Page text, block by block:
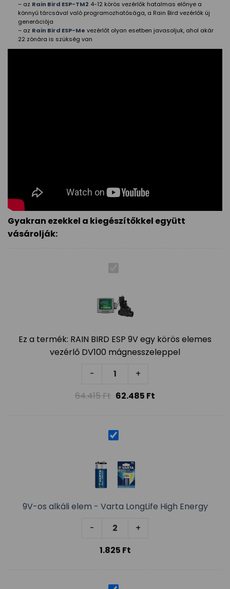
– az Rain Bird ESP-TM2 4-12 körös vezérlők hatalmas előnye a
könnyű tárcsával való programozhatósága, a Rain Bird vezérlők új
generációja
– az Rain Bird ESP-Me vezérlőt olyan esetben javasoljuk, ahol akár
22 zónára is szükség van
Gyakran ezekkel a kiegészítőkkel együtt
vásárolják:
Ez a termék: RAIN BIRD ESP 9V egy körös elemes
vezérlő DV100 mágnesszeleppel
-
RAIN BIRD ESP 9V egy körös
+
64.415Ft 62.485 Ft
9V-os alkáli elem - Varta LongLife High Energy
-
9V-os alkáli elem - Varta
+
1.825 Ft